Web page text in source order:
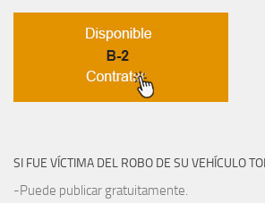
SI FUE VÍCTIMA DEL ROBO DE SU VEHÍCULO
-Puede publicar gratuitamente.